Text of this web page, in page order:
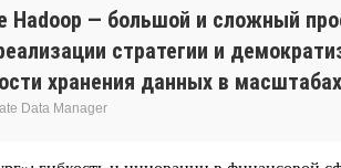
Hadoop — большой и сложный
стратегии и
хранения данных в
Data Manager